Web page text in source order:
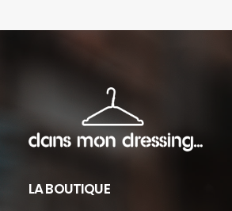
LA BOUTIQUE